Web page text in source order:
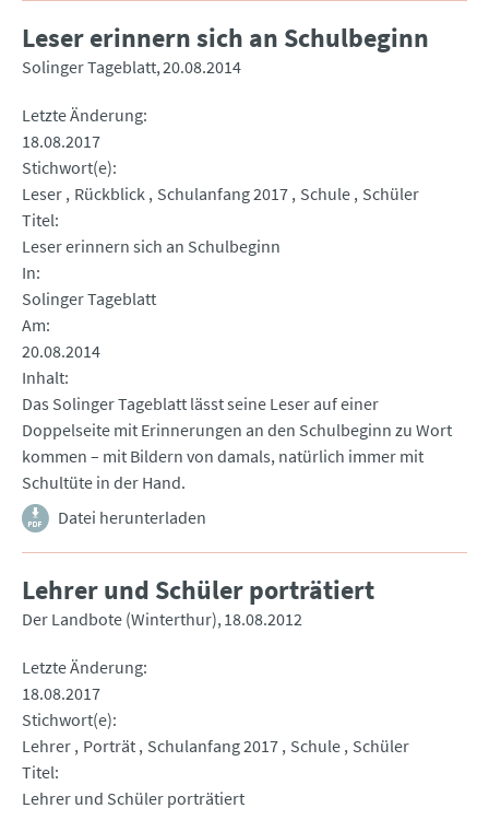
Leser erinnern sich an Schulbeginn
Solinger Tageblatt 20.08.2014
Letzte Änderung
18.08.2017
Stichwort(e)
Leser Rückblick Schulanfang 2017 Schule Schüler
Titel
Leser erinnern sich an Schulbeginn
In
Solinger Tageblatt
Am
20.08.2014
Inhalt
Das Solinger Tageblatt lässt seine Leser auf einer
Doppelseite mit Erinnerungen an den Schulbeginn zu Wort
kommen – mit Bildern von damals, natürlich immer mit
Schultüte in der Hand.
Datei herunterladen
Lehrer und Schüler porträtiert
Der Landbote (Winterthur) 18.08.2012
Letzte Änderung
18.08.2017
Stichwort(e)
Lehrer Porträt Schulanfang 2017 Schule Schüler
Titel
Lehrer und Schüler porträtiert